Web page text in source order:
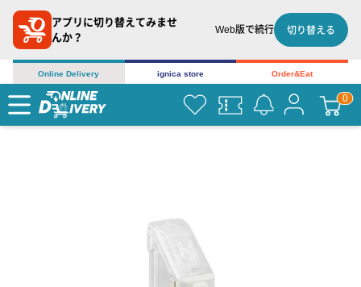
アプリに切り替えてみませ
んか？
Web版で続行 切り替える
Online Delivery ignica store Order&Eat